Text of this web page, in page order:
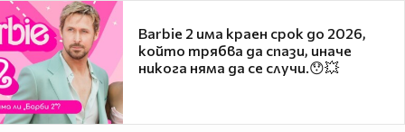
Barbie 2 има краен срок до 2026,
който трябва да спази, иначе
никога няма да се случи.😯💥